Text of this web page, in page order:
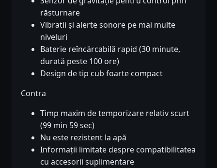
răsturnare
Vibratii și alerte sonore pe mai multe
niveluri
Baterie reîncărcabilă rapid (30 minute,
durată peste 100 ore)
Design de tip cub foarte compact
Contra
Timp maxim de temporizare relativ scurt
(99 min 59 sec)
Nu este rezistent la apă
Informații limitate despre compatibilitatea
cu accesorii suplimentare